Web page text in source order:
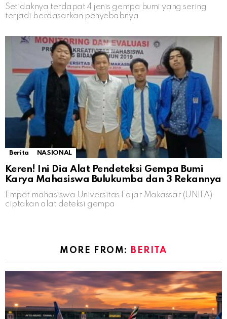
Setidaknya terdapat 4 jenis gempa bumi yang sering
terjadi berdasarkan penyebabnya
Berita NASIONAL
Keren! Ini Dia Alat Pendeteksi Gempa Bumi
Karya Mahasiswa Bulukumba dan 3 Rekannya
Empat mahasiswa Universitas Fajar Makassar (UNIFA)
ciptakan alat deteksi gempa
MORE FROM: BERITA